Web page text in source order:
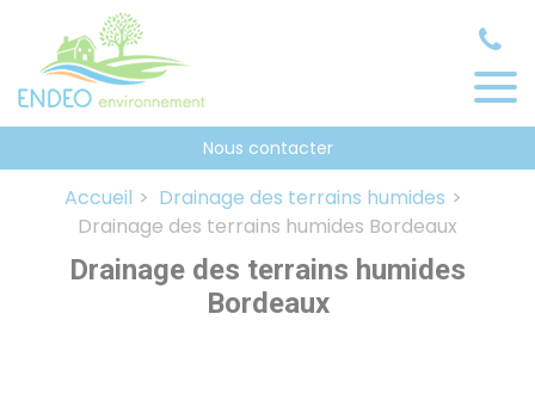
Nous contacter
Accueil
Drainage des terrains humides
Drainage des terrains humides Bordeaux
Drainage des terrains humides
Bordeaux
Panneau de gestion des cookies